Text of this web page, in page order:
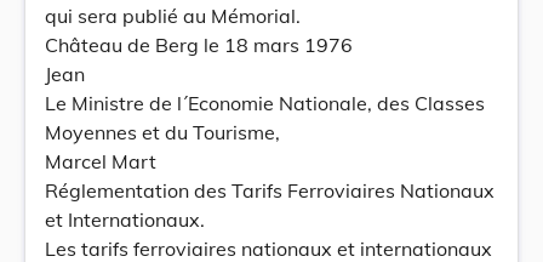
qui sera publié au Mémorial.
Château de Berg le 18 mars 1976
Jean
Le Ministre de l´Economie Nationale, des Classes
Moyennes et du Tourisme,
Marcel Mart
Réglementation des Tarifs Ferroviaires Nationaux
et Internationaux.
Les tarifs ferroviaires nationaux et internationaux